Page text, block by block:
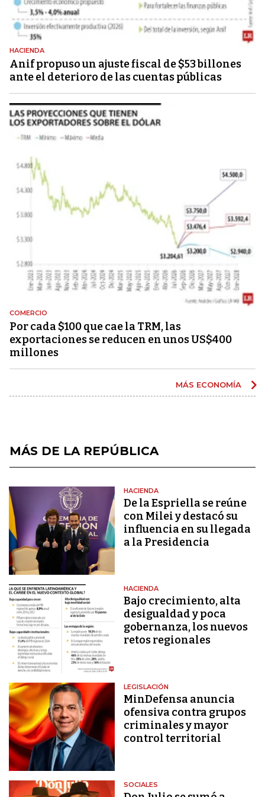
HACIENDA
Anif propuso un ajuste fiscal de $53 billones
ante el deterioro de las cuentas públicas
COMERCIO
Por cada $100 que cae la TRM, las
exportaciones se reducen en unos US$400
millones
MÁS ECONOMÍA
MÁS DE LA REPÚBLICA
HACIENDA
De la Espriella se reúne
con Milei y destacó su
influencia en su llegada
a la Presidencia
HACIENDA
Bajo crecimiento, alta
desigualdad y poca
gobernanza, los nuevos
retos regionales
LEGISLACIÓN
MinDefensa anuncia
ofensiva contra grupos
criminales y mayor
control territorial
SOCIALES